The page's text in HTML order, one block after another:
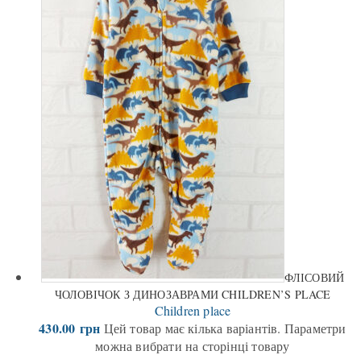
ФЛІСОВИЙ
ЧОЛОВІЧОК З ДИНОЗАВРАМИ CHILDREN’S PLACE
Children place
430.00 грн Цей товар має кілька варіантів. Параметри
можна вибрати на сторінці товару